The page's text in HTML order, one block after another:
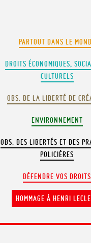
PARTOUT DANS LE
DROITS ÉCONOMIQUES,
CULTURELS
OBS. DE LA LIBERTÉ DE
ENVIRONNEMENT
OBS. DES LIBERTÉS ET DES
POLICIÈRES
DÉFENDRE VOS DROITS
HOMMAGE À HENRI